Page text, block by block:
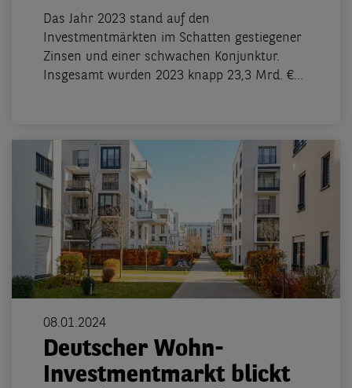
Das Jahr 2023 stand auf den
Investmentmärkten im Schatten gestiegener
Zinsen und einer schwachen Konjunktur.
Insgesamt wurden 2023 knapp 23,3 Mrd. €...
08.01.2024
Deutscher Wohn-
Investmentmarkt blickt